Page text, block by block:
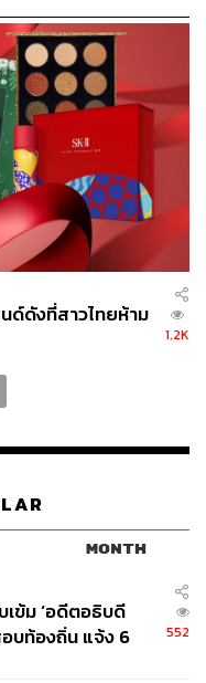
Picnic) มีทั้ง
บาท) อายแชโดว์เนื้อ
นื้อแป้งและเนื้อลิควิด
ต่อเนื่อง แม้จะเจอกับ
ราะเป็นเนื้อสัมผัสแบบ
แค่เอามือแตะๆ แล้ว
นเดิม
ด์ดังที่สาวไทยห้าม
1.2K
MONTH
ข้ม ‘อดีตอธิบดี
บท้องถิ่น แจ้ง 6
552